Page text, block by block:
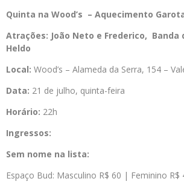
Quinta na Wood’s – Aquecimento
Atrações: João Neto e Frederico, Banda
Heldo
Local: Wood’s – Alameda da Serra, 154 –
Data: 21 de julho, quinta-feira
Horário: 22h
Ingressos:
Sem nome na lista:
Espaço Bud: Masculino R$ 60 | Feminino R$